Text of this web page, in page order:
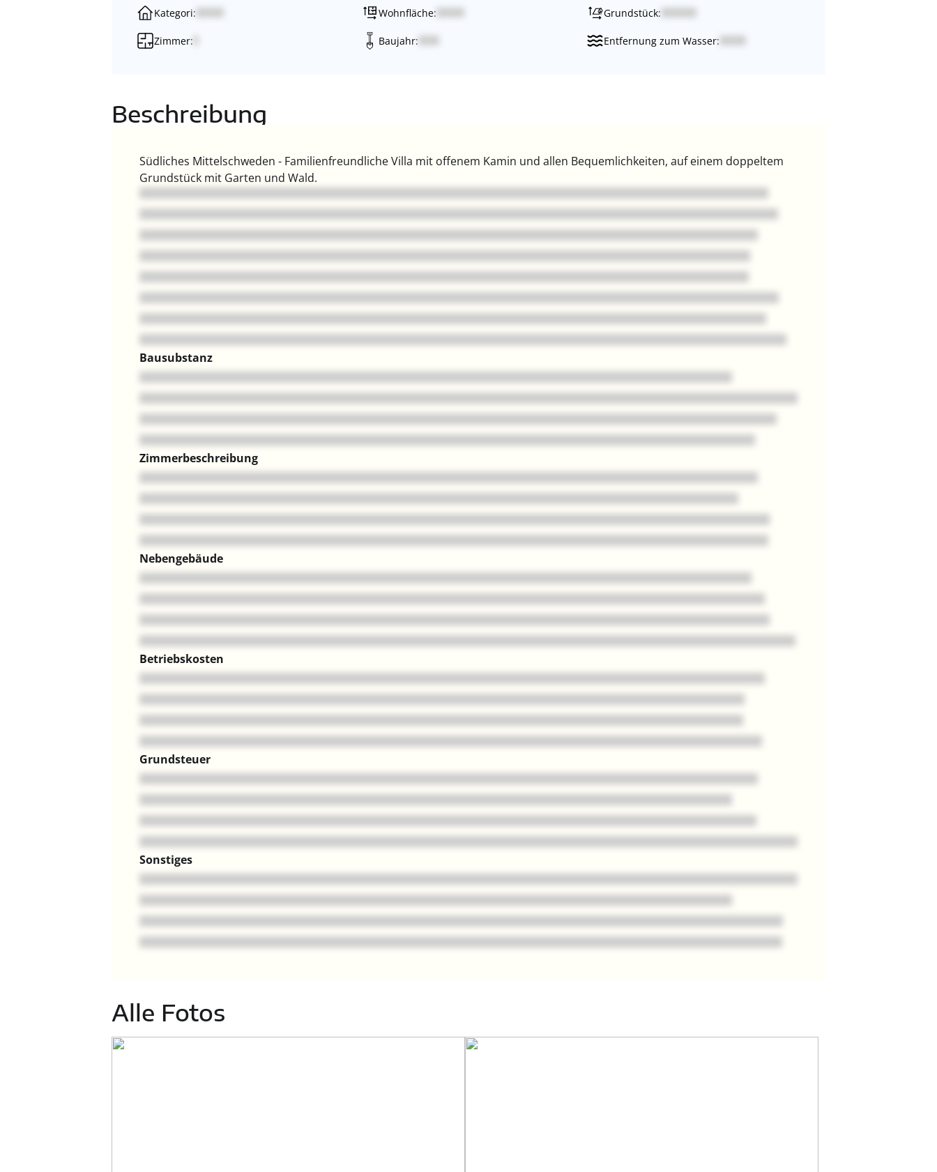
Kategori: Wohnfläche: Grundstück:
Zimmer: Baujahr: Entfernung zum Wasser:
Beschreibung
Südliches Mittelschweden - Familienfreundliche Villa mit offenem Kamin und allen Bequemlichkeiten, auf einem doppeltem
Grundstück mit Garten und Wald.
Bausubstanz
Zimmerbeschreibung
Nebengebäude
Betriebskosten
Grundsteuer
Sonstiges
Alle Fotos